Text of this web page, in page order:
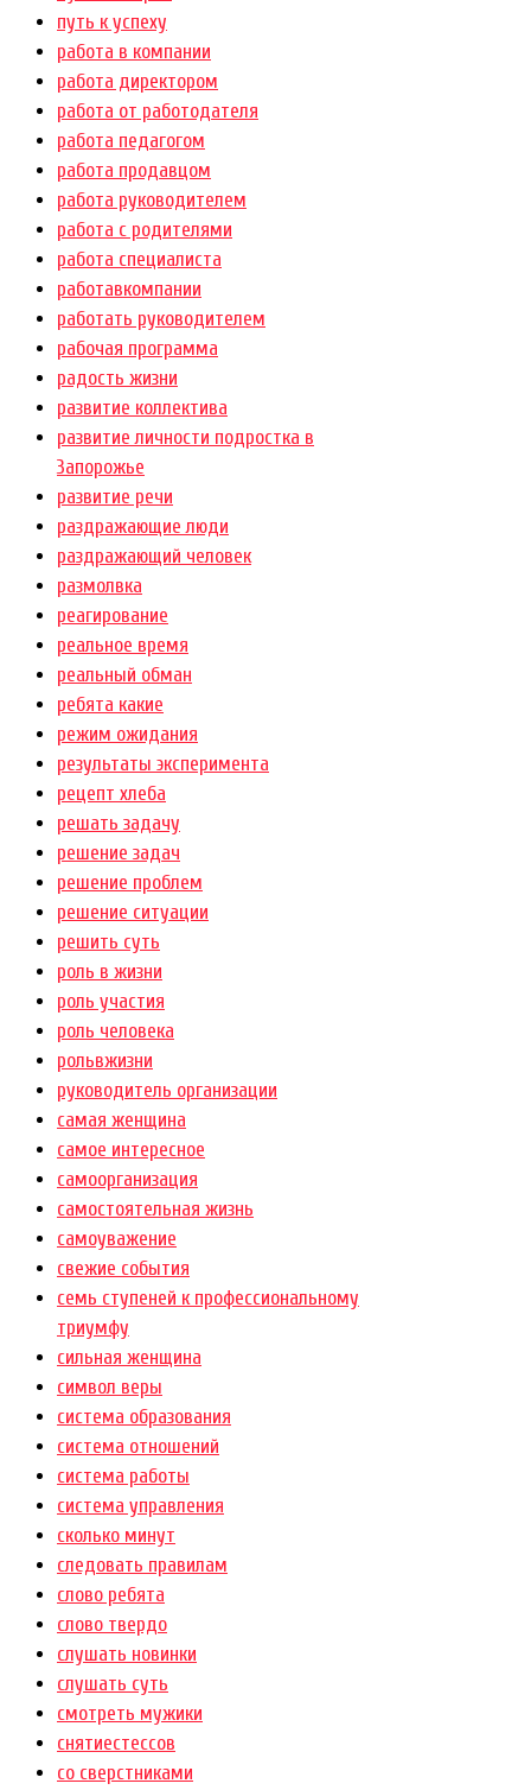
путь к успеху
работа в компании
работа директором
работа от работодателя
работа педагогом
работа продавцом
работа руководителем
работа с родителями
работа специалиста
работавкомпании
работать руководителем
рабочая программа
радость жизни
развитие коллектива
развитие личности подростка в
Запорожье
развитие речи
раздражающие люди
раздражающий человек
размолвка
реагирование
реальное время
реальный обман
ребята какие
режим ожидания
результаты эксперимента
рецепт хлеба
решать задачу
решение задач
решение проблем
решение ситуации
решить суть
роль в жизни
роль участия
роль человека
рольвжизни
руководитель организации
самая женщина
самое интересное
самоорганизация
самостоятельная жизнь
самоуважение
свежие события
семь ступеней к профессиональному
триумфу
сильная женщина
символ веры
система образования
система отношений
система работы
система управления
сколько минут
следовать правилам
слово ребята
слово твердо
слушать новинки
слушать суть
смотреть мужики
снятиестессов
со сверстниками